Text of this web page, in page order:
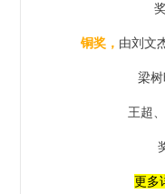
铜奖， 由刘文
梁树
王超
更多